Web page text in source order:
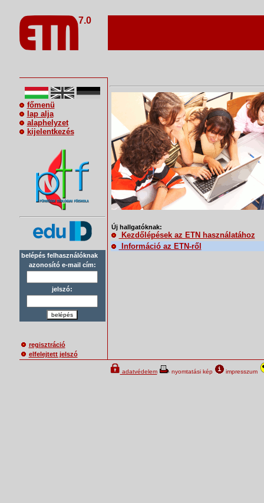
7.0
főmenü
lap alja
alaphelyzet
kijelentkezés
belépés felhasználóknak
azonosító e-mail cím:
jelszó:
belépés
regisztráció
elfelejtett jelszó
Új hallgatóknak:
Kezdőlépések az ETN használatához
Információ az ETN-ről
adatvédelem nyomtatási kép impresszum